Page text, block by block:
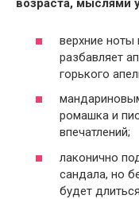
возраста, мыслями
верхние ноты
разбавляет
горького
ромашка и
впечатлений;
лаконично
сандала, но
будет